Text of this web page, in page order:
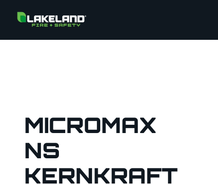
MICROMAX
NS
KERNKRAFT